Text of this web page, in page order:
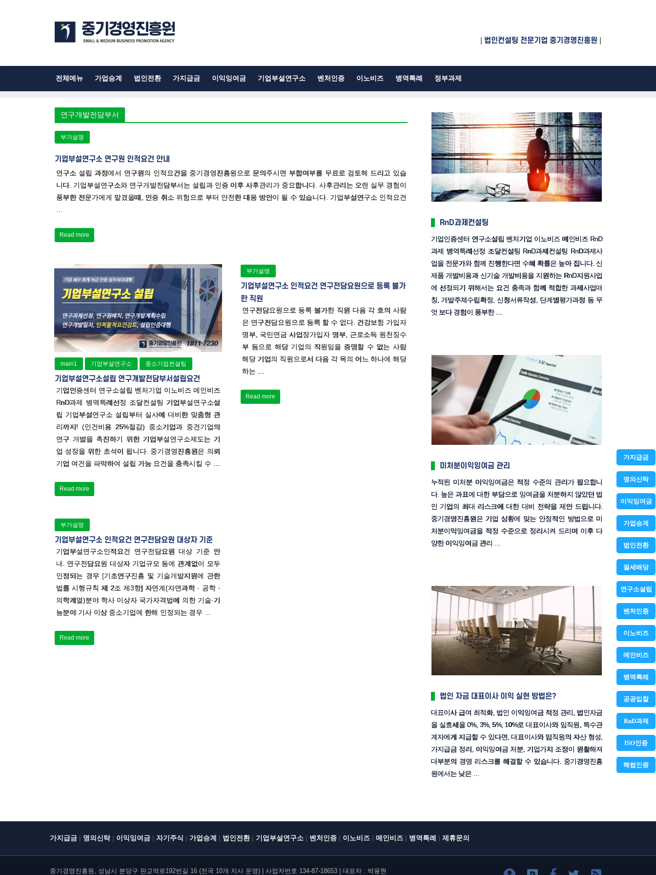
가지급금
명의신탁
이익잉여금
가업승계
법인전환
절세배당
연구소설립
벤처인증
이노비즈
메인비즈
병역특례
공공입찰
RnD과제
ISO인증
해썹인증
법인컨설팅 전문기업 중기경영진흥원
전체메뉴 가업승계 법인전환 가지급금 이익잉여금 기업부설연구소 벤처인증 이노비즈 병역특례 정부과제
연구개발전담부서
부가설명
기업부설연구소 연구원 인적요건 안내
연구소 설립 과정에서 연구원의 인적요건을 중기경영진흥원으로 문의주시면 부합여부를 무료로 검토해 드리고 있습
니다. 기업부설연구소와 연구개발전담부서는 설립과 인증 이후 사후관리가 중요합니다. 사후관리는 오랜 실무 경험이
풍부한 전문가에게 맡겼을때, 인증 취소 위험으로 부터 안전한 대응 방안이 될 수 있습니다. 기업부설연구소 인적요건
Read more
main1 기업부설연구소 중소기업컨설팅
기업부설연구소설립 연구개발전담부서설립요건
기업인증센터 연구소설립 벤처기업 이노비즈 메인비즈
RnD과제 병역특례선정 조달컨설팅 기업부설연구소설
립 기업부설연구소 설립부터 실사에 대비한 맞춤형 관
리까지! (인건비용 25%절감) 중소기업과 중견기업의
연구 개발을 촉진하기 위한 기업부설연구소제도는 기
업 성장을 위한 초석이 됩니다. 중기경영진흥원은 의뢰
기업 여건을 파악하여 설립 가능 요건을 충족시킬 수 …
Read more
부가설명
기업부설연구소 인적요건 연구전담요원으로 등록 불가
한 직원
연구전담요원으로 등록 불가한 직원 다음 각 호의 사람
은 연구전담요원으로 등록 할 수 없다. 건강보험 가입자
명부, 국민연금 사업장가입자 명부, 근로소득 원천징수
부 등으로 해당 기업의 직원임을 증명할 수 없는 사람
해당 기업의 직원으로서 다음 각 목의 어느 하나에 해당
하는 …
Read more
부가설명
기업부설연구소 인적요건 연구전담요원 대상자 기준
기업부설연구소인적요건 연구전담요원 대상 기준 안
내. 연구전담요원 대상자 기업규모 등에 관계없이 모두
인정되는 경우 [기초연구진흥 및 기술개발지원에 관한
법률 시행규칙 제 2조 제3항] 자연계(자연과학 · 공학 ·
의학계열)분야 학사 이상자 국가자격법에 의한 기술·기
능분야 기사 이상 중소기업에 한해 인정되는 경우 …
Read more
RnD과제컨설팅
기업인증센터 연구소설립 벤처기업 이노비즈 메인비즈 RnD
과제 병역특례선정 조달컨설팅 RnD과제컨설팅 RnD과제사
업을 전문가와 함께 진행한다면 수혜 확률은 높아 집니다. 신
제품 개발비용과 신기술 개발비용을 지원하는 RnD지원사업
에 선정되기 위해서는 요건 충족과 함께 적합한 과제사업매
칭, 개발주체수립확정, 신청서류작성, 단계별평가과정 등 무
엇 보다 경험이 풍부한 …
미처분이익잉여금 관리
누적된 미처분 이익잉여금은 적정 수준의 관리가 필요합니
다. 높은 과표에 대한 부담으로 잉여금을 처분하지 않았던 법
인 기업의 최대 리스크에 대한 대비 전략을 제안 드립니다.
중기경영진흥원은 기업 상황에 맞는 안정적인 방법으로 미
처분이익잉여금을 적정 수준으로 정리시켜 드리며 이후 다
양한 이익잉여금 관리 …
법인 자금 대표이사 이익 실현 방법은?
대표이사 급여 최적화, 법인 이익잉여금 적정 관리, 법인자금
을 실효세율 0%, 3%, 5%, 10%로 대표이사와 임직원, 특수관
계자에게 지급할 수 있다면, 대표이사와 임직원의 자산 형성,
가지급금 정리, 이익잉여금 처분, 기업가치 조정이 원활해져
대부분의 경영 리스크를 해결할 수 있습니다. 중기경영진흥
원에서는 낮은 …
가지급금 | 명의신탁| 이익잉여금 | 자기주식 | 가업승계 | 법인전환| 기업부설연구소 | 벤처인증 | 이노비즈 | 메인비즈 | 병역특례 | 제휴문의
중기경영진흥원, 성남시 분당구 판교역로192번길 16 (전국 10개 지사 운영) | 사업자번호 134-87-18653 | 대표자 : 박용현